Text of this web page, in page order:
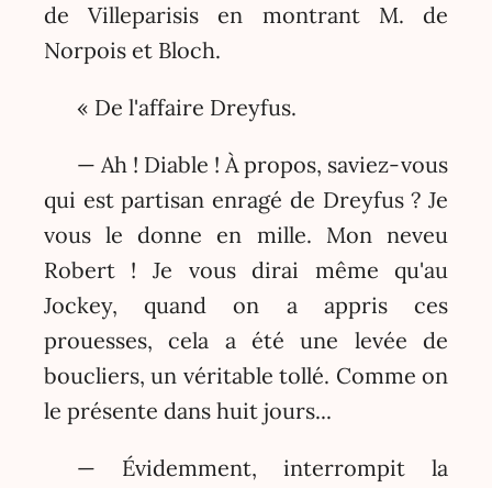
de Villeparisis en montrant M. de
Norpois et Bloch.
« De l'affaire Dreyfus.
— Ah ! Diable ! À propos, saviez-vous
qui est partisan enragé de Dreyfus ? Je
vous le donne en mille. Mon neveu
Robert ! Je vous dirai même qu'au
Jockey, quand on a appris ces
prouesses, cela a été une levée de
boucliers, un véritable tollé. Comme on
le présente dans huit jours...
— Évidemment, interrompit la